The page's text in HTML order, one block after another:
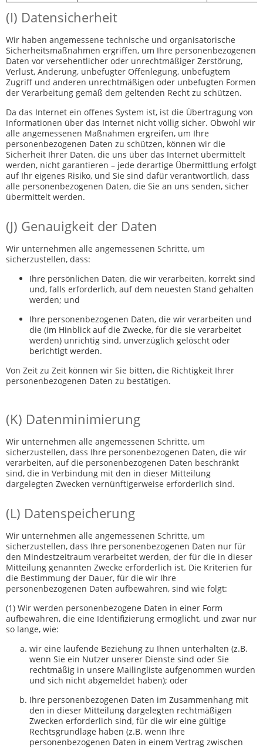
(I) Datensicherheit
Wir haben angemessene technische und organisatorische
Sicherheitsmaßnahmen ergriffen, um Ihre personenbezogenen
Daten vor versehentlicher oder unrechtmäßiger Zerstörung,
Verlust, Änderung, unbefugter Offenlegung, unbefugtem
Zugriff und anderen unrechtmäßigen oder unbefugten Formen
der Verarbeitung gemäß dem geltenden Recht zu schützen.
Da das Internet ein offenes System ist, ist die Übertragung von
Informationen über das Internet nicht völlig sicher. Obwohl wir
alle angemessenen Maßnahmen ergreifen, um Ihre
personenbezogenen Daten zu schützen, können wir die
Sicherheit Ihrer Daten, die uns über das Internet übermittelt
werden, nicht garantieren – jede derartige Übermittlung erfolgt
auf Ihr eigenes Risiko, und Sie sind dafür verantwortlich, dass
alle personenbezogenen Daten, die Sie an uns senden, sicher
übermittelt werden.
(J) Genauigkeit der Daten
Wir unternehmen alle angemessenen Schritte, um
sicherzustellen, dass:
Ihre persönlichen Daten, die wir verarbeiten, korrekt sind
und, falls erforderlich, auf dem neuesten Stand gehalten
werden; und
Ihre personenbezogenen Daten, die wir verarbeiten und
die (im Hinblick auf die Zwecke, für die sie verarbeitet
werden) unrichtig sind, unverzüglich gelöscht oder
berichtigt werden.
Von Zeit zu Zeit können wir Sie bitten, die Richtigkeit Ihrer
personenbezogenen Daten zu bestätigen.
(K) Datenminimierung
Wir unternehmen alle angemessenen Schritte, um
sicherzustellen, dass Ihre personenbezogenen Daten, die wir
verarbeiten, auf die personenbezogenen Daten beschränkt
sind, die in Verbindung mit den in dieser Mitteilung
dargelegten Zwecken vernünftigerweise erforderlich sind.
(L) Datenspeicherung
Wir unternehmen alle angemessenen Schritte, um
sicherzustellen, dass Ihre personenbezogenen Daten nur für
den Mindestzeitraum verarbeitet werden, der für die in dieser
Mitteilung genannten Zwecke erforderlich ist. Die Kriterien für
die Bestimmung der Dauer, für die wir Ihre
personenbezogenen Daten aufbewahren, sind wie folgt:
(1) Wir werden personenbezogene Daten in einer Form
aufbewahren, die eine Identifizierung ermöglicht, und zwar nur
so lange, wie:
wir eine laufende Beziehung zu Ihnen unterhalten (z.B.
wenn Sie ein Nutzer unserer Dienste sind oder Sie
rechtmäßig in unsere Mailingliste aufgenommen wurden
und sich nicht abgemeldet haben); oder
Ihre personenbezogenen Daten im Zusammenhang mit
den in dieser Mitteilung dargelegten rechtmäßigen
Zwecken erforderlich sind, für die wir eine gültige
Rechtsgrundlage haben (z.B. wenn Ihre
personenbezogenen Daten in einem Vertrag zwischen